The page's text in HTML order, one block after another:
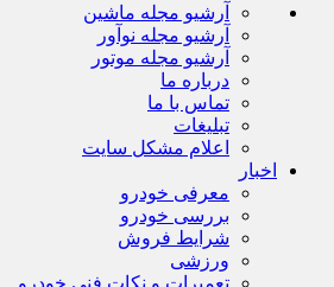
آرشیو مجله ماشین
آرشیو مجله نوآور
آرشیو مجله موتور
درباره ما
تماس با ما
تبلیغات
اعلام مشکل سایت
اخبار
معرفی خودرو
بررسی خودرو
شرایط فروش
ورزشی
تعمیرات و نکات فنی خودرو